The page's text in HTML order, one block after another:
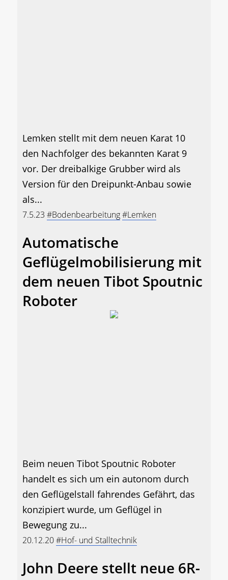
Lemken stellt mit dem neuen Karat 10
den Nachfolger des bekannten Karat 9
vor. Der dreibalkige Grubber wird als
Version für den Dreipunkt-Anbau sowie
als...
7.5.23 #Bodenbearbeitung#Lemken
Automatische
Geflügelmobilisierung mit
dem neuen Tibot Spoutnic
Roboter
Beim neuen Tibot Spoutnic Roboter
handelt es sich um ein autonom durch
den Geflügelstall fahrendes Gefährt, das
konzipiert wurde, um Geflügel in
Bewegung zu...
20.12.20#Hof- und Stalltechnik
John Deere stellt neue 6R-